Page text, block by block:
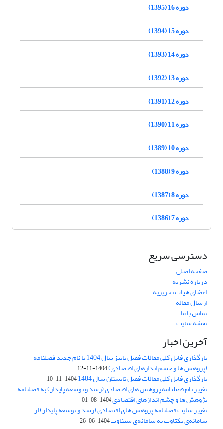
دوره 16 (1395)
دوره 15 (1394)
دوره 14 (1393)
دوره 13 (1392)
دوره 12 (1391)
دوره 11 (1390)
دوره 10 (1389)
دوره 9 (1388)
دوره 8 (1387)
دوره 7 (1386)
دسترسی سریع
صفحه اصلی
درباره نشریه
اعضای هیات تحریریه
ارسال مقاله
تماس با ما
نقشه سایت
آخرین اخبار
بارگذاری فایل کلی مقالات فصل پاییز سال 1404 با نام جدید فصلنامه
(پژوهش ها و چشم اندازهای اقتصادی)1404-11-12
بارگذاری فایل کلی مقالات فصل تابستان سال 1404 1404-11-10
تغییر نام فصلنامه پژوهش های اقتصادی (رشد و توسعه پایدار) به فصلنامه
پژوهش ها و چشم اندازهای اقتصادی1404-08-01
تغییر سایت فصلنامه پژوهش های اقتصادی (رشد و توسعه پایدار) از
سامانه‌ی یکتاوب به سامانه‌ی سیناوب1404-06-26